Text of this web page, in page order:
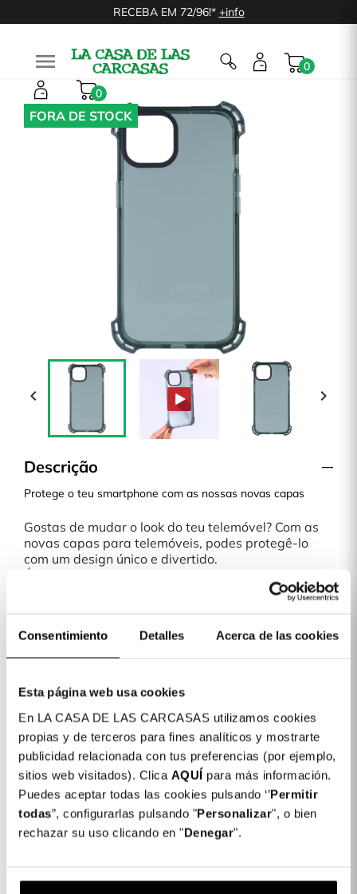
Consentimiento Detalles Acerca de las cookies
Esta página web usa cookies
En LA CASA DE LAS CARCASAS utilizamos cookies
propias y de terceros para fines analíticos y mostrarte
publicidad relacionada con tus preferencias (por ejemplo,
sitios web visitados). Clica AQUÍ para más información.
Puedes aceptar todas las cookies pulsando ‘’Permitir
todas”, configurarlas pulsando "Personalizar", o bien
rechazar su uso clicando en "Denegar".
RECEBA EM 72/96!* +info

0
0
FORA DE STOCK
 
Descrição
Protege o teu smartphone com as nossas novas capas
Gostas de mudar o look do teu telemóvel? Com as
novas capas para telemóveis, podes protegê-lo
com um design único e divertido.
É uma capa fina, que nao acrescenta muito peso ou
volume ao teu telemóvel. Qualquer modelo ou
desenho de capas da nossa loja online é uma
Envio em 48H
¡Pague a tua capa quando a receberes!
de pagamento: Cartao, MB Way, PayPal, Klarna e
Detalhes do produto
Cor: Preto
COLORES DISPONIBLES
Preto